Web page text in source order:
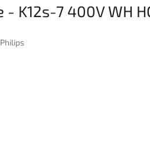
K12s-7 400V WH
Philips